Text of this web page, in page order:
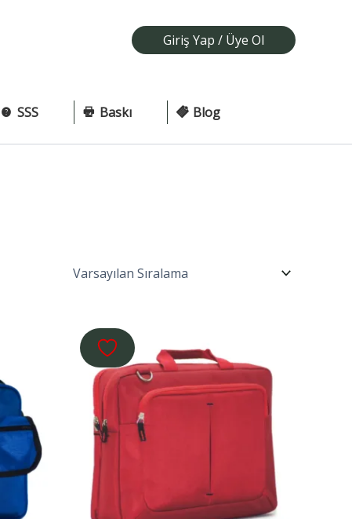
Giriş Yap / Üye Ol
SSS Baskı Blog